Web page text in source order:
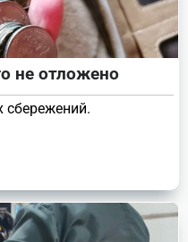
не отложено
сбережений.